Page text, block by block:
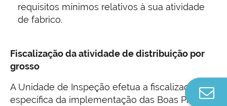
requisitos mínimos relativos à sua atividade
de fabrico.
Fiscalização da atividade de distribuição por
grosso
A Unidade de Inspeção efetua a fiscalização
específica da implementação das Boas Práticas